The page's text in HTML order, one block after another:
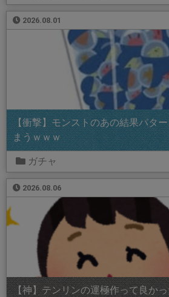
2026.08.01
【衝撃】モンストのあの結果パタ
まうｗｗｗ
ガチャ
2026.08.06
【神】テンリンの運極作って良か